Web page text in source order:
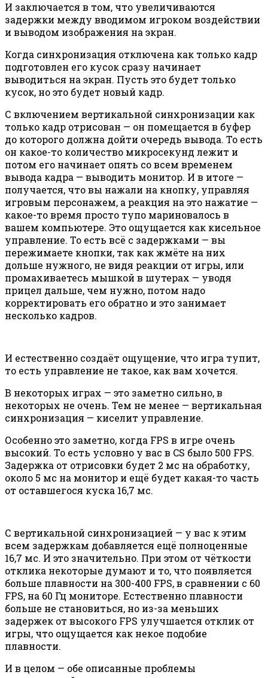
И заключается в том, что увеличиваются
задержки между вводимом игроком воздействии
и выводом изображения на экран.
Когда синхронизация отключена как только кадр
подготовлен его кусок сразу начинает
выводиться на экран. Пусть это будет только
кусок, но это будет новый кадр.
С включением вертикальной синхронизации как
только кадр отрисован — он помещается в буфер
до которого должна дойти очередь вывода. То есть
он какое-то количество микросекунд лежит и
потом его начинает опять со всем временем
вывода кадра — выводить монитор. И в итоге —
получается, что вы нажали на кнопку, управляя
игровым персонажем, а реакция на это нажатие —
какое-то время просто тупо мариновалось в
вашем компьютере. Это ощущается как кисельное
управление. То есть всё с задержками — вы
пережимаете кнопки, так как жмёте на них
дольше нужного, не видя реакции от игры, или
промахиваетесь мышкой в шутерах — уводя
прицел дальше, чем нужно, потом надо
корректировать его обратно и это занимает
несколько кадров.
И естественно создаёт ощущение, что игра тупит,
то есть управление не такое, как вам хочется.
В некоторых играх — это заметно сильно, в
некоторых не очень. Тем не менее — вертикальная
синхронизация — киселит управление.
Особенно это заметно, когда FPS в игре очень
высокий. То есть условно у вас в CS было 500 FPS.
Задержка от отрисовки будет 2 мс на обработку,
около 5 мс на монитор и ещё будет какая-то часть
от оставшегося куска 16,7 мс.
С вертикальной синхронизацией — у вас к этим
всем задержкам добавляется ещё полноценные
16,7 мс. И это значительно. При этом от чёткости
отклика некоторые думают и то, что появляется
больше плавности на 300-400 FPS, в сравнении с 60
FPS, на 60 Гц мониторе. Естественно плавности
больше не становиться, но из-за меньших
задержек от высокого FPS улучшается отклик от
игры, что ощущается как некое подобие
плавности.
И в целом — обе описанные проблемы